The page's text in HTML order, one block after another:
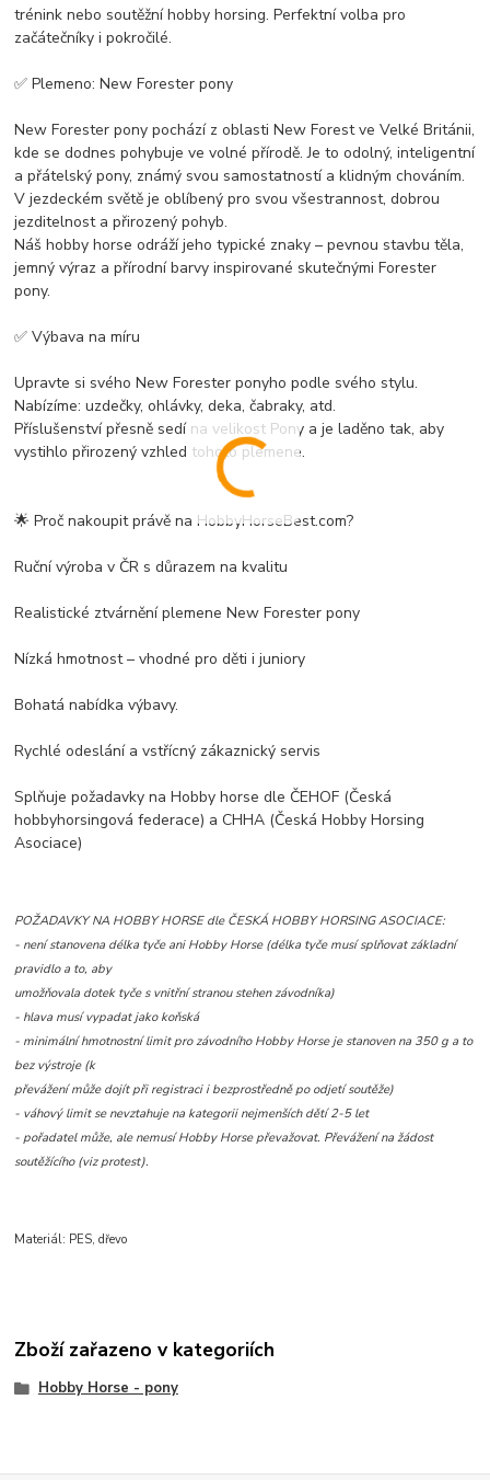
trénink nebo soutěžní hobby horsing. Perfektní volba pro
začátečníky i pokročilé.
✅ Plemeno: New Forester pony
New Forester pony pochází z oblasti New Forest ve Velké Británii,
kde se dodnes pohybuje ve volné přírodě. Je to odolný, inteligentní
a přátelský pony, známý svou samostatností a klidným chováním.
V jezdeckém světě je oblíbený pro svou všestrannost, dobrou
jezditelnost a přirozený pohyb.
Náš hobby horse odráží jeho typické znaky – pevnou stavbu těla,
jemný výraz a přírodní barvy inspirované skutečnými Forester
pony.
✅ Výbava na míru
Upravte si svého New Forester ponyho podle svého stylu.
Nabízíme: uzdečky, ohlávky, deka, čabraky, atd.
Příslušenství přesně sedí na velikost Pony a je laděno tak, aby
vystihlo přirozený vzhled tohoto plemene.
🌟 Proč nakoupit právě na HobbyHorseBest.com?
Ruční výroba v ČR s důrazem na kvalitu
Realistické ztvárnění plemene New Forester pony
Nízká hmotnost – vhodné pro děti i juniory
Bohatá nabídka výbavy.
Rychlé odeslání a vstřícný zákaznický servis
Splňuje požadavky na Hobby horse dle ČEHOF (Česká
hobbyhorsingová federace) a CHHA (Česká Hobby Horsing
Asociace)
POŽADAVKY NA HOBBY HORSE dle ČESKÁ HOBBY HORSING ASOCIACE:
- není stanovena délka tyče ani Hobby Horse (délka tyče musí splňovat základní
pravidlo a to, aby
umožňovala dotek tyče s vnitřní stranou stehen závodníka)
- hlava musí vypadat jako koňská
- minimální hmotnostní limit pro závodního Hobby Horse je stanoven na 350 g a to
bez výstroje (k
převážení může dojít při registraci i bezprostředně po odjetí soutěže)
- váhový limit se nevztahuje na kategorii nejmenších dětí 2-5 let
- pořadatel může, ale nemusí Hobby Horse převažovat. Převážení na žádost
soutěžícího (viz protest).
Materiál: PES, dřevo
Zboží zařazeno v kategoriích
Hobby Horse - pony